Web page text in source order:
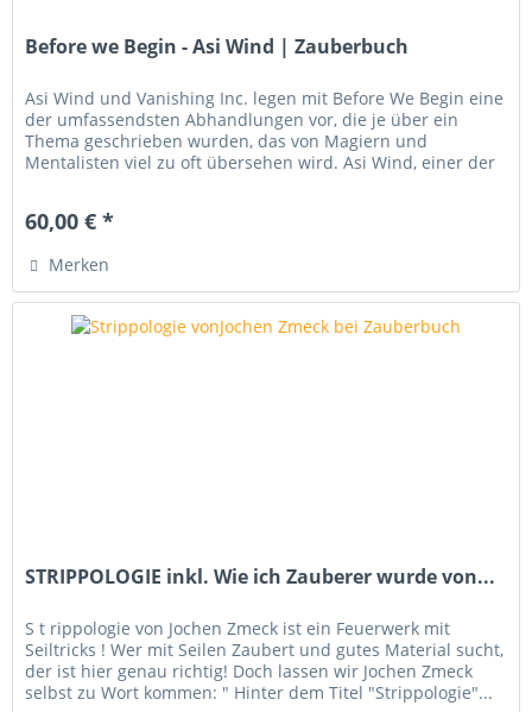
Before we Begin - Asi Wind | Zauberbuch
Asi Wind und Vanishing Inc. legen mit Before We Begin eine
der umfassendsten Abhandlungen vor, die je über ein
Thema geschrieben wurden, das von Magiern und
Mentalisten viel zu oft übersehen wird. Asi Wind, einer der
60,00 € *
Merken
STRIPPOLOGIE inkl. Wie ich Zauberer wurde von...
S t rippologie von Jochen Zmeck ist ein Feuerwerk mit
Seiltricks ! Wer mit Seilen Zaubert und gutes Material sucht,
der ist hier genau richtig! Doch lassen wir Jochen Zmeck
selbst zu Wort kommen: " Hinter dem Titel "Strippologie"...